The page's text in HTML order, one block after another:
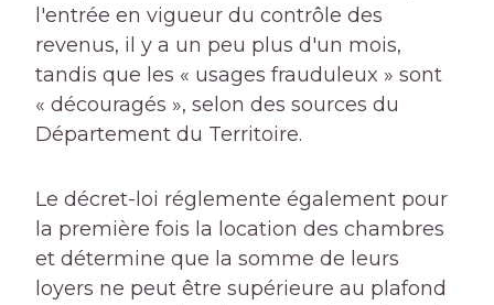
l'entrée en vigueur du contrôle des
revenus, il y a un peu plus d'un mois,
tandis que les « usages frauduleux » sont
« découragés », selon des sources du
Département du Territoire.
Le décret-loi réglemente également pour
la première fois la location des chambres
et détermine que la somme de leurs
loyers ne peut être supérieure au plafond